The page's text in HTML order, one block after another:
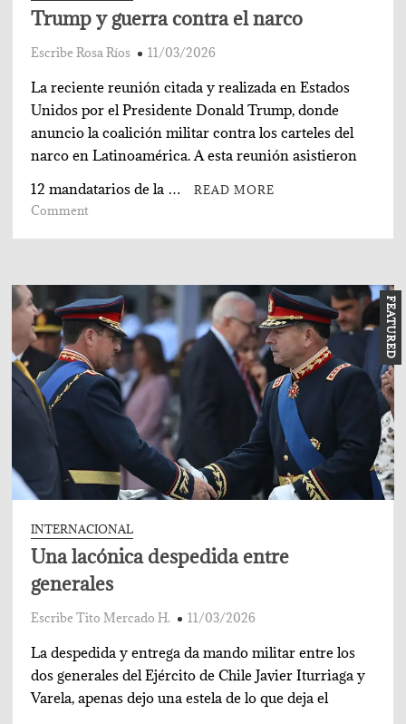
Trump y guerra contra el narco
Escribe Rosa Ríos 11/03/2026
La reciente reunión citada y realizada en Estados
Unidos por el Presidente Donald Trump, donde
anuncio la coalición militar contra los carteles del
narco en Latinoamérica. A esta reunión asistieron
12 mandatarios de la …
READ MORE
Commenton
el
narco
FEATURED
INTERNACIONAL
Una lacónica despedida entre
generales
Escribe Tito Mercado H. 11/03/2026
La despedida y entrega da mando militar entre los
dos generales del Ejército de Chile Javier Iturriaga y
Varela, apenas dejo una estela de lo que deja el